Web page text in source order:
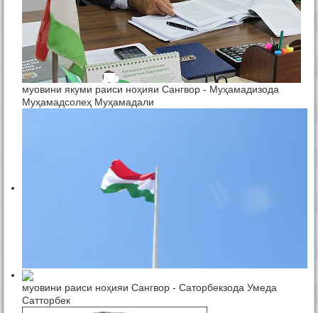
муовини якуми раиси ноҳияи Сангвор - Муҳамадизода
Муҳамадсолеҳ Муҳамадали
муовини раиси ноҳияи Сангвор - Саторбекзода Умеда
Сатторбек